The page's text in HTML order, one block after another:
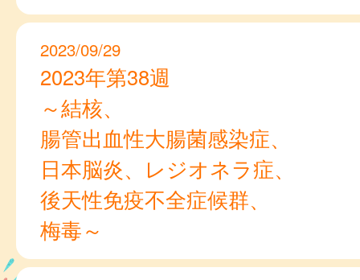
2023/09/29
2023年第38週
～結核、
腸管出血性大腸菌感染症、
日本脳炎、レジオネラ症、
後天性免疫不全症候群、
梅毒～